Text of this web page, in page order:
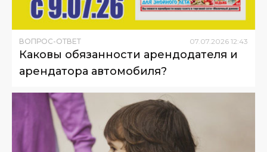
ВОПРОС-ОТВЕТ 07 07 2026 12:43
Каковы обязанности арендодателя и
арендатора автомобиля?